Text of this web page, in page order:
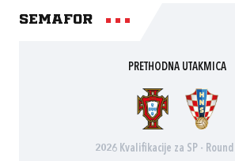
Semafor
PRETHODNA UTAKMICA
2026 Kvalifikacije za SP -